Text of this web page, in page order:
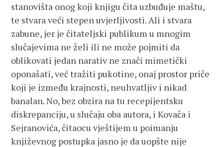
stanovišta onog koji knjigu čita uzbuđuje maštu,
te stvara veći stepen uvjerljivosti. Ali i stvara
zabune, jer je čitateljski publikum u mnogim
slučajevima ne želi ili ne može pojmiti da
oblikovati jedan narativ ne znači mimetički
oponašati, već tražiti pukotine, onaj prostor priče
koji je između krajnosti, neuhvatljiv i nikad
banalan. No, bez obzira na tu recepijentsku
diskrepanciju, u slučaju oba autora, i Kovača i
Sejranovića, čitaocu vještijem u poimanju
književnog postupka jasno je da uopšte nije